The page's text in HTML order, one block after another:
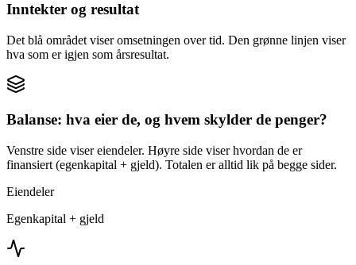
Inntekter og resultat
Det blå området viser omsetningen over tid. Den grønne linjen viser
hva som er igjen som årsresultat.
Balanse: hva eier de, og hvem skylder de penger?
Venstre side viser eiendeler. Høyre side viser hvordan de er
finansiert (egenkapital + gjeld). Totalen er alltid lik på begge sider.
Eiendeler
Egenkapital + gjeld